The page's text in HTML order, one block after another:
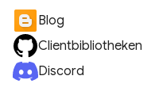
Blog
Clientbibliotheken
Discord